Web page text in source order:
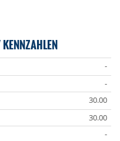
-
-
30.00
30.00
-